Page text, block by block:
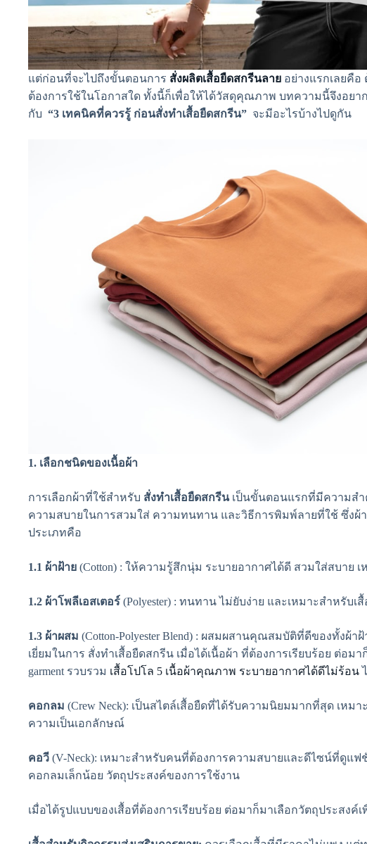
แต่ก่อนที่จะไปถึงขั้นตอนการ สั่งผลิตเสื้อยืดสกรีนลาย อย่างแรกเลยคื
ต้องการใช้ในโอกาสใด ทั้งนี้ก็เพื่อให้ได้วัสดุคุณภาพ บทความนี้จึงอย
กับ “3 เทคนิคที่ควรรู้ ก่อนสั่งทำเสื้อยืดสกรีน” จะมีอะไรบ้างไปดูกัน
1. เลือกชนิดของเนื้อผ้า
การเลือกผ้าที่ใช้สำหรับ สั่งทำเสื้อยืดสกรีนเป็นขั้นตอนแรกที่มีความสำ
ความสบายในการสวมใส่ ความทนทาน และวิธีการพิมพ์ลายที่ใช้ ซึ่งผ้
ประเภทคือ
1.1 ผ้าฝ้าย (Cotton) : ให้ความรู้สึกนุ่ม ระบายอากาศได้ดี สวมใส่สบาย
1.2 ผ้าโพลีเอสเตอร์ (Polyester) : ทนทาน ไม่ยับง่าย และเหมาะสำหรั
1.3 ผ้าผสม (Cotton-Polyester Blend) : ผสมผสานคุณสมบัติที่ดีของทั้งผ้า
เยี่ยมในการ สั่งทำเสื้อยืดสกรีน เมื่อได้เนื้อผ้า ที่ต้องการเรียบร้อย ต่อม
garment รวบรวม เสื้อโปโล 5 เนื้อผ้าคุณภาพ ระบายอากาศได้ดีไม่ร้อน
คอกลม (Crew Neck): เป็นสไตล์เสื้อยืดที่ได้รับความนิยมมากที่สุด เหม
ความเป็นเอกลักษณ์
คอวี (V-Neck): เหมาะสำหรับคนที่ต้องการความสบายและดีไซน์ที่ดูแ
คอกลมเล็กน้อย วัตถุประสงค์ของการใช้งาน
เมื่อได้รูปแบบของเสื้อที่ต้องการเรียบร้อย ต่อมาก็มาเลือกวัตถุประสงค์